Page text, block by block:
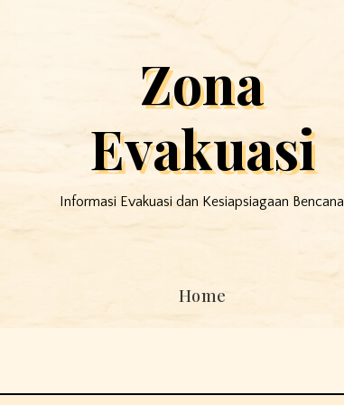
Zona
Evakuasi
Informasi Evakuasi dan Kesiapsiagaan Bencana
Home